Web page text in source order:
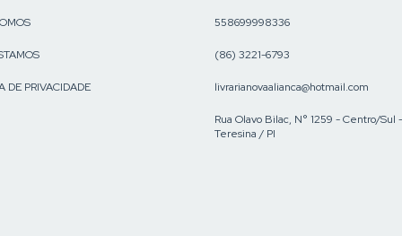
DE PRIVACIDADE
558699998336
(86) 3221-6793
livrarianovaalianca@hotmail.com
Rua Olavo Bilac, N° 1259 - Centro/Sul -
Teresina / PI